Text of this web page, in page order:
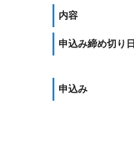
内容
申込み締め切り日
申込み